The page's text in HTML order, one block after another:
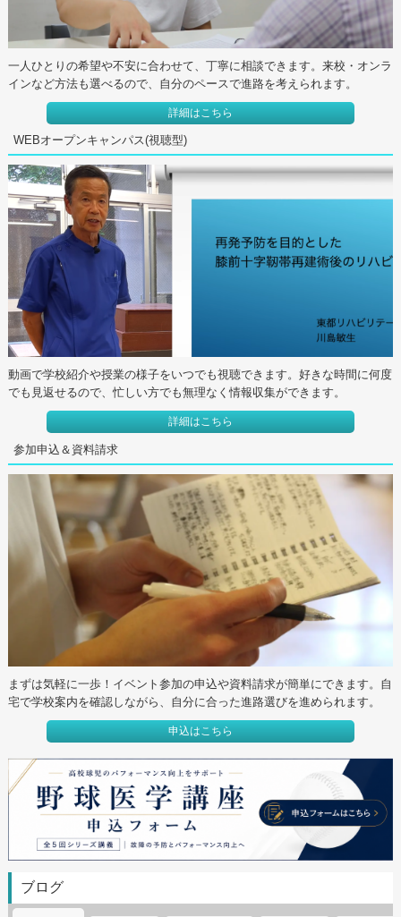
一人ひとりの希望や不安に合わせて、丁寧に相談できます。来校・オンラ
インなど方法も選べるので、自分のペースで進路を考えられます。
詳細はこちら
WEBオープンキャンパス(視聴型)
動画で学校紹介や授業の様子をいつでも視聴できます。好きな時間に何度
でも見返せるので、忙しい方でも無理なく情報収集ができます。
詳細はこちら
参加申込＆資料請求
まずは気軽に一歩！イベント参加の申込や資料請求が簡単にできます。自
宅で学校案内を確認しながら、自分に合った進路選びを進められます。
申込はこちら
ブログ